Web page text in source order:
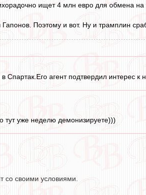
ищет 4 млн евро для обмена
Поэтому и вот. Ну и трамплин
Спартак.Его агент подтвердил интерес к
тут уже неделю демонизируете)))
со своими условиями.